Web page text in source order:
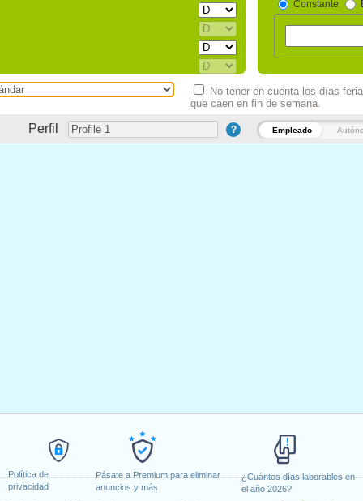
Política de
privacidad
Pásate a Premium para eliminar
anuncios y más
¿Cuántos días laborables en
el año 2026?
Constante
Perfil ? Empleado
diciembre)
No tener en cuenta los días
que caen en fin de semana.